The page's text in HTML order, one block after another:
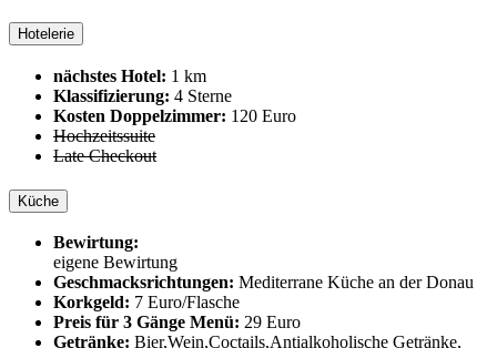
Hotelerie
nächstes Hotel: 1 km
Klassifizierung: 4 Sterne
Kosten Doppelzimmer: 120 Euro
Hochzeitssuite
Late Checkout
Küche
Bewirtung:
eigene Bewirtung
Geschmacksrichtungen: Mediterrane Küche an der Donau
Korkgeld: 7 Euro/Flasche
Preis für 3 Gänge Menü: 29 Euro
Getränke: Bier,Wein,Coctails,Antialkoholische Getränke,